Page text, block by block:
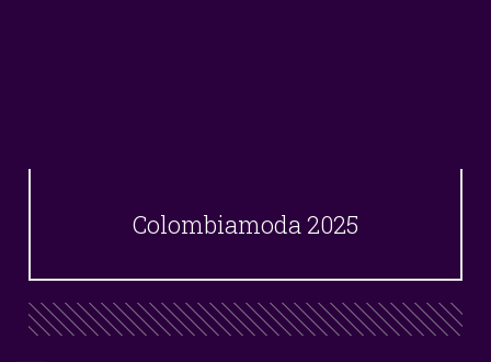
Colombiamoda 2025